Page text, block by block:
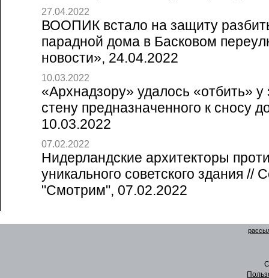
27.04.2022
ВООПИК встало на защиту
парадной дома в Басковом
новости», 24.04.2022
10.03.2022
«Архнадзору» удалось «отбить»
стену предназначенного к сносу
10.03.2022
07.02.2022
Нидерландские архитекторы
уникального советского здания //
"Смотрим", 07.02.2022